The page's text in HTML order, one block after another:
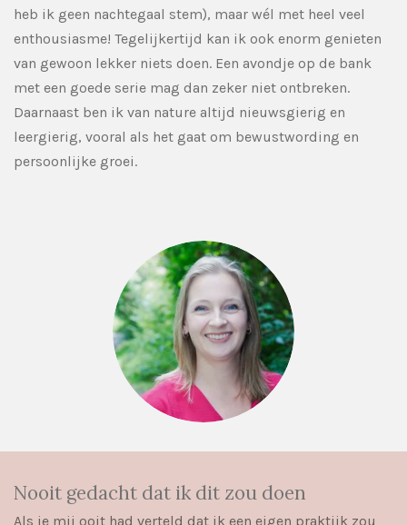
heb ik geen nachtegaal stem), maar wél met heel veel
enthousiasme! Tegelijkertijd kan ik ook enorm genieten
van gewoon lekker niets doen. Een avondje op de bank
met een goede serie mag dan zeker niet ontbreken.
Daarnaast ben ik van nature altijd nieuwsgierig en
leergierig, vooral als het gaat om bewustwording en
persoonlijke groei.
Nooit gedacht dat ik dit zou doen
Als je mij ooit had verteld dat ik een eigen praktijk zou